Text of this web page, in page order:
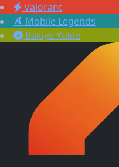
Valorant
Mobile Legends
Bakiye Yükle